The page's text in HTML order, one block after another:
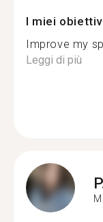
I miei
Improve my
Leggi di più